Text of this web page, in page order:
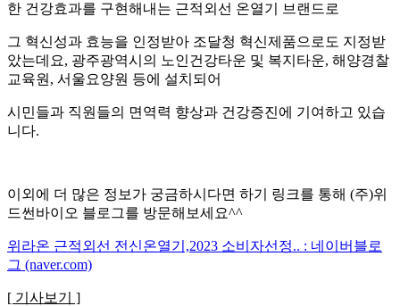
한 건강효과를 구현해내는 근적외선 온열기 브랜드로
그 혁신성과 효능을 인정받아 조달청 혁신제품으로도 지정받
았는데요, 광주광역시의 노인건강타운 및 복지타운, 해양경찰
교육원, 서울요양원 등에 설치되어
시민들과 직원들의 면역력 향상과 건강증진에 기여하고 있습
니다.
이외에 더 많은 정보가 궁금하시다면 하기 링크를 통해 (주)위
드썬바이오 블로그를 방문해보세요^^
위라온 근적외선 전신온열기,2023 소비자선정.. : 네이버블로
그 (naver.com)
[ 기사보기 ]